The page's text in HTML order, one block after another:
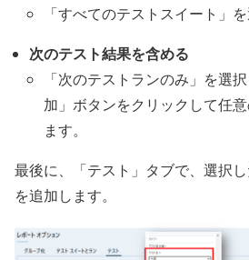
「すべてのテストスイート」を
次のテスト結果を含める
「次のテストランのみ」を選
加」ボタンをクリックして任
ます。
最後に、「テスト」タブで、選択
を追加します。